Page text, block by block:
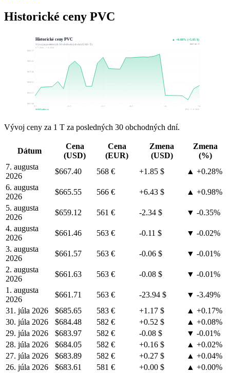
Historické ceny PVC
Historické ceny PVC
Vývoj za posledných 30 obchodných dní (USD / T)
9. 7. 2026 – 7. 8. 2026
▲ +0.88% (+5.85 $)
$667.40 / T
$657.00
$675.46
$681.62
$687.77
9.7. 15.7. 21.7. 26.7. 7.8.
WebTrader.cz PVC • 7. 8. 2026
Vývoj ceny za 1 T za posledných 30 obchodných dní.
Dátum
Cena
(USD)
Cena
(EUR)
Zmena
(USD)
Zmena
(%)
7. augusta
2026
$667.40 568 € +1.85 $
▲ +0.28%
6. augusta
2026
$665.55 566 € +6.43 $
▲ +0.98%
5. augusta
2026
$659.12 561 € -2.34 $
▼ -0.35%
4. augusta
2026
$661.46 563 € -0.11 $
▼ -0.02%
3. augusta
2026
$661.57 563 € -0.06 $
▼ -0.01%
2. augusta
2026
$661.63 563 € -0.08 $
▼ -0.01%
1. augusta
2026
$661.71 563 € -23.94 $
▼ -3.49%
31. júla 2026
$685.65 583 € +1.17 $
▲ +0.17%
30. júla 2026
$684.48 582 € +0.52 $
▲ +0.08%
29. júla 2026
$683.97 582 € -0.08 $
▼ -0.01%
28. júla 2026
$684.05 582 € +0.16 $
▲ +0.02%
27. júla 2026
$683.89 582 € +0.27 $
▲ +0.04%
26. júla 2026
$683.61 581 € +0.00 $
▲ +0.00%